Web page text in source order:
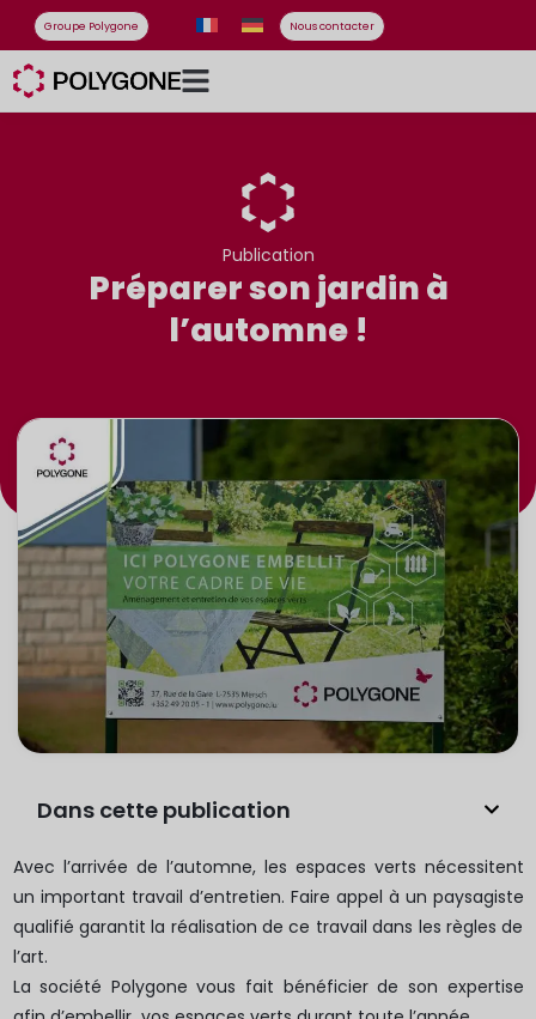
Groupe Polygone Nous contacter
Publication
Préparer son jardin à
l’automne !
Dans cette publication
Avec l’arrivée de l’automne, les espaces verts nécessitent
un important travail d’entretien. Faire appel à un paysagiste
qualifié garantit la réalisation de ce travail dans les règles de
l’art.
La société Polygone vous fait bénéficier de son expertise